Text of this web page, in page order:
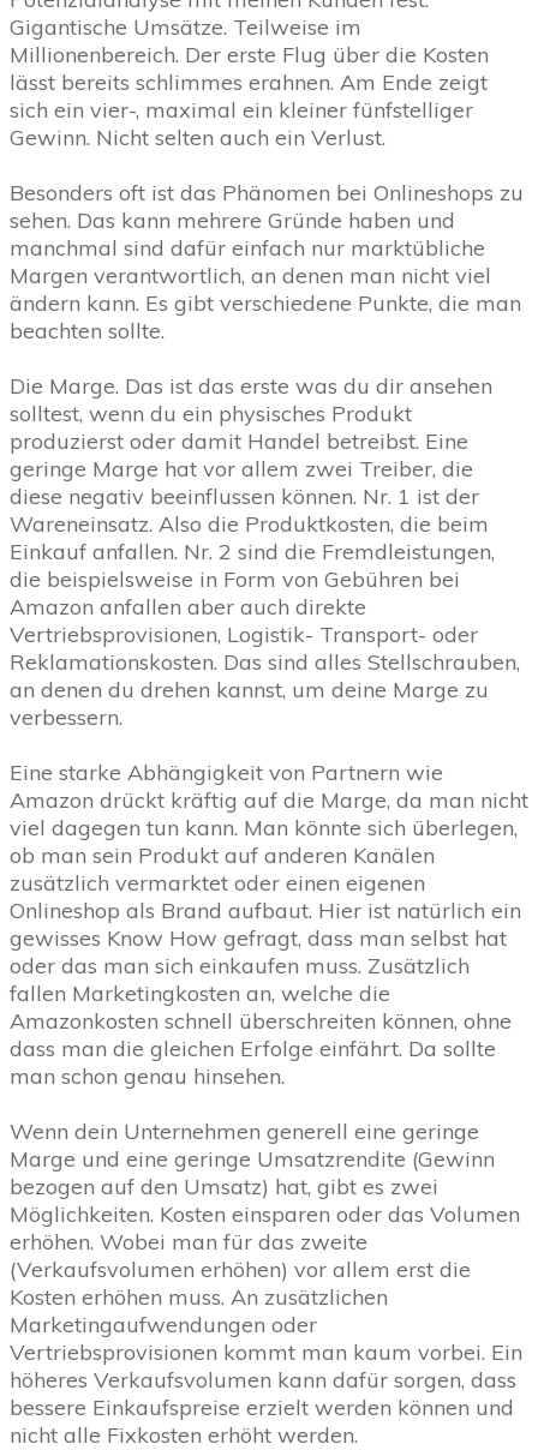
Gigantische Umsätze. Teilweise im
Millionenbereich. Der erste Flug über die Kosten
lässt bereits schlimmes erahnen. Am Ende zeigt
sich ein vier-, maximal ein kleiner fünfstelliger
Gewinn. Nicht selten auch ein Verlust.
Besonders oft ist das Phänomen bei Onlineshops zu
sehen. Das kann mehrere Gründe haben und
manchmal sind dafür einfach nur marktübliche
Margen verantwortlich, an denen man nicht viel
ändern kann. Es gibt verschiedene Punkte, die man
beachten sollte.
Die Marge. Das ist das erste was du dir ansehen
solltest, wenn du ein physisches Produkt
produzierst oder damit Handel betreibst. Eine
geringe Marge hat vor allem zwei Treiber, die
diese negativ beeinflussen können. Nr. 1 ist der
Wareneinsatz. Also die Produktkosten, die beim
Einkauf anfallen. Nr. 2 sind die Fremdleistungen,
die beispielsweise in Form von Gebühren bei
Amazon anfallen aber auch direkte
Vertriebsprovisionen, Logistik- Transport- oder
Reklamationskosten. Das sind alles Stellschrauben,
an denen du drehen kannst, um deine Marge zu
verbessern.
Eine starke Abhängigkeit von Partnern wie
Amazon drückt kräftig auf die Marge, da man nicht
viel dagegen tun kann. Man könnte sich überlegen,
ob man sein Produkt auf anderen Kanälen
zusätzlich vermarktet oder einen eigenen
Onlineshop als Brand aufbaut. Hier ist natürlich ein
gewisses Know How gefragt, dass man selbst hat
oder das man sich einkaufen muss. Zusätzlich
fallen Marketingkosten an, welche die
Amazonkosten schnell überschreiten können, ohne
dass man die gleichen Erfolge einfährt. Da sollte
man schon genau hinsehen.
Wenn dein Unternehmen generell eine geringe
Marge und eine geringe Umsatzrendite (Gewinn
bezogen auf den Umsatz) hat, gibt es zwei
Möglichkeiten. Kosten einsparen oder das Volumen
erhöhen. Wobei man für das zweite
(Verkaufsvolumen erhöhen) vor allem erst die
Kosten erhöhen muss. An zusätzlichen
Marketingaufwendungen oder
Vertriebsprovisionen kommt man kaum vorbei. Ein
höheres Verkaufsvolumen kann dafür sorgen, dass
bessere Einkaufspreise erzielt werden können und
nicht alle Fixkosten erhöht werden.